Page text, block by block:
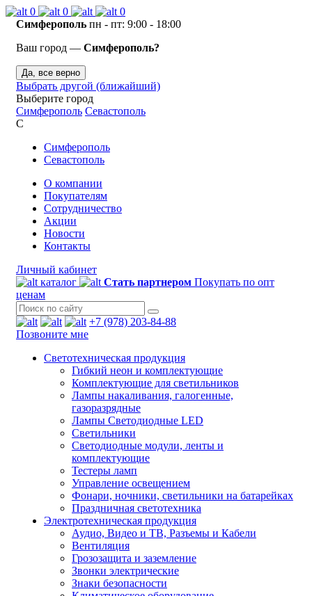
0 0
0
Симферополь пн - пт: 9:00 - 18:00
Ваш город — Симферополь?
Да, все верно
Выбрать другой (ближайший)
Выберите город
Симферополь Севастополь
С
Симферополь
Севастополь
О компании
Покупателям
Сотрудничество
Акции
Новости
Контакты
Личный кабинет
каталог
Стать партнером Покупать по опт
ценам
+7 (978) 203-84-88
Позвоните мне
Светотехническая продукция
Гибкий неон и комплектующие
Комплектующие для светильников
Лампы накаливания, галогенные,
газоразрядные
Лампы Светодиодные LED
Светильники
Светодиодные модули, ленты и
комплектующие
Тестеры ламп
Управление освещением
Фонари, ночники, светильники на батарейках
Праздничная светотехника
Электротехническая продукция
Аудио, Видео и ТВ, Разъемы и Кабели
Вентиляция
Грозозащита и заземление
Звонки электрические
Знаки безопасности